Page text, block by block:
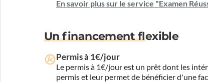
En savoir plus sur le service "Examen
Un financement flexible
Permis à 1€/jour
Le permis à 1€/jour est un prêt dont les
permis et leur permet de bénéficier d'une